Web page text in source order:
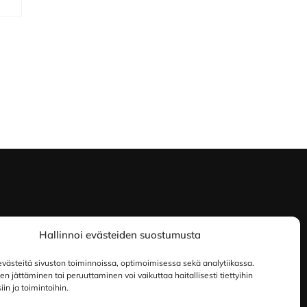
Hallinnoi evästeiden suostumusta
sivuston toiminnoissa, optimoimisessa sekä analytiikassa.
jättäminen tai peruuttaminen voi vaikuttaa haitallisesti tiettyihin
ja toimintoihin.